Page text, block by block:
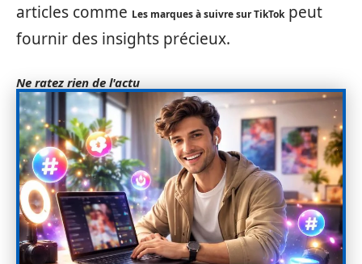
articles comme Les marques à suivre sur TikTokpeut
fournir des insights précieux.
Ne ratez rien de l'actu